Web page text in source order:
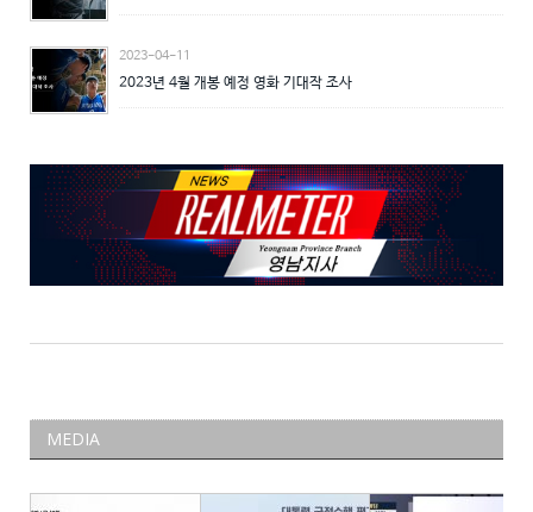
2023-04-11
2023년 4월 개봉 예정 영화 기대작 조사
MEDIA